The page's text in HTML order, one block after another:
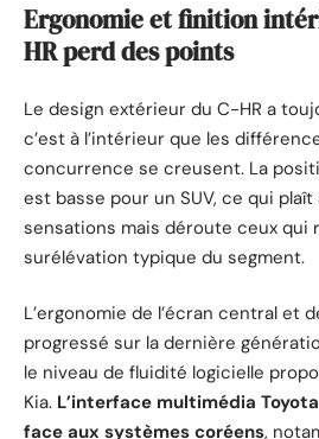
Ergonomie et finition
HR perd des points
Le design extérieur du C-HR a
c’est à l’intérieur que les
concurrence se creusent. La
est basse pour un SUV, ce qui
sensations mais déroute ceux qui
surélévation typique du segment.
L’ergonomie de l’écran central et
progressé sur la dernière
le niveau de fluidité logicielle
Kia. L’interface multimédia
face aux systèmes coréens,